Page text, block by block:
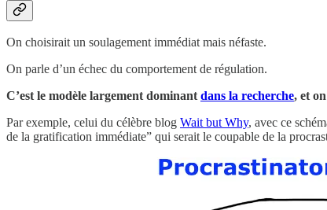
On choisirait un soulagement immédiat mais néfaste.
On parle d’un échec du comportement de régulation.
C’est le modèle largement dominantdans la recherche, et
Par exemple, celui du célèbre blog Wait but Why, avec ce
de la gratification immédiate” qui serait le coupable de la